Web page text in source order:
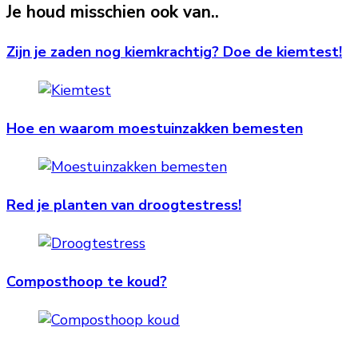
Je houd misschien ook van..
Zijn je zaden nog kiemkrachtig? Doe de kiemtest!
Hoe en waarom moestuinzakken bemesten
Red je planten van droogtestress!
Composthoop te koud?